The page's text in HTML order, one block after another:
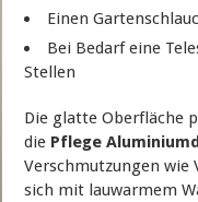
Einen
Bei Bedarf eine
Stellen
Die glatte Oberfläche
die Pflege
Verschmutzungen wie
sich mit lauwarmem